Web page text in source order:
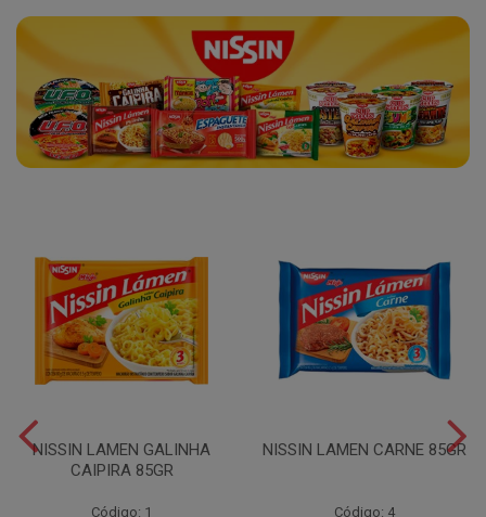
NISSIN LAMEN GALINHA
CAIPIRA 85GR
Código: 1
NISSIN LAMEN CARNE 85GR
Código: 4